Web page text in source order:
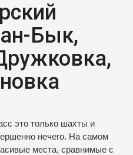
Бык,
это только шахты и
нечего. На самом
места, сравнимые с